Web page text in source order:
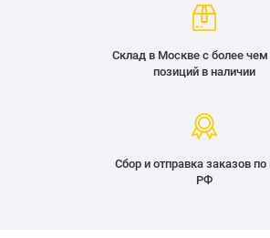
Склад в Москве с более чем
позиций в наличии
Сбор и отправка заказов по
РФ